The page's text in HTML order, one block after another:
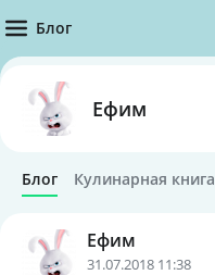
Блог
Ефим
Блог Кулинарная книга
Ефим
31.07.2018 11:38